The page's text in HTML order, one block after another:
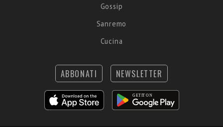
Gossip
Sanremo
Cucina
ABBONATI NEWSLETTER